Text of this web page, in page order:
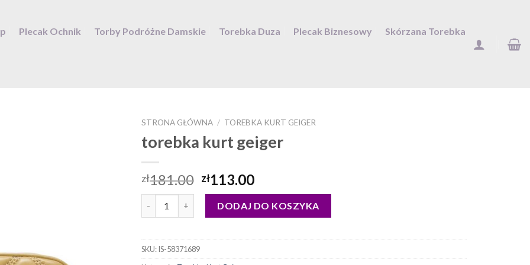
Plecak Ochnik Torby Podróżne Damskie Torebka Duza Plecak Biznesowy Skórzana Torebka
STRONA GŁÓWNA / TOREBKA KURT GEIGER
torebka kurt geiger
zł181.00 zł113.00
DODAJ DO KOSZYKA
SKU:IS-58371689